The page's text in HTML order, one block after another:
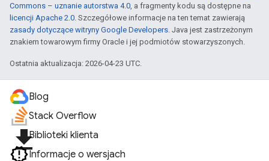
Commons – uznanie autorstwa 4.0, a fragmenty kodu są dostępne na
licencji Apache 2.0. Szczegółowe informacje na ten temat zawierają
zasady dotyczące witryny Google Developers. Java jest zastrzeżonym
znakiem towarowym firmy Oracle i jej podmiotów stowarzyszonych.
Ostatnia aktualizacja: 2026-04-23 UTC.
Blog
Stack Overflow
file_downloadBiblioteki klienta
Informacje o wersjach